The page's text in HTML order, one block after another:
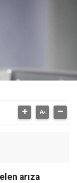
arıza